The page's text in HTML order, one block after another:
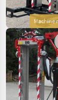
MODÈLE
LAUBHEFTER
ERO 4000
Modul
Line
Machine